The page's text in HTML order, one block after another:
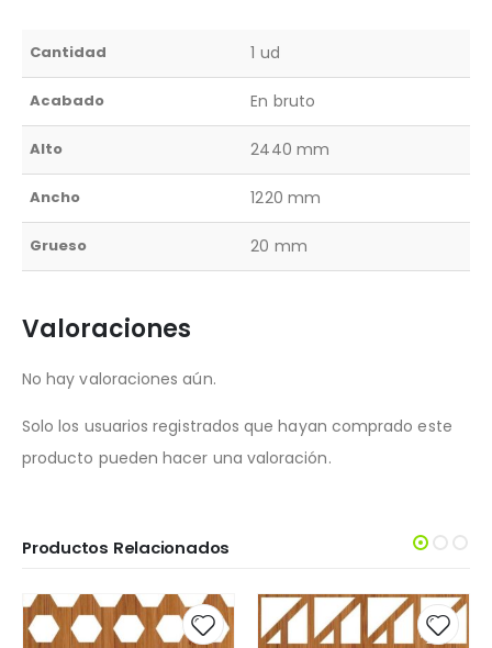
Cantidad 1 ud
Acabado En bruto
Alto 2440 mm
Ancho 1220 mm
Grueso 20 mm
Valoraciones
No hay valoraciones aún.
Solo los usuarios registrados que hayan comprado este
producto pueden hacer una valoración.
Productos Relacionados